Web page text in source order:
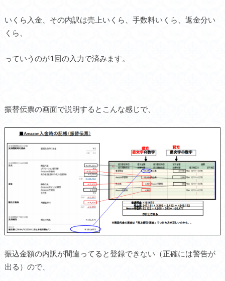
いくら入金、その内訳は売上いくら、手数料いくら、返金分い
くら、
っていうのが1回の入力で済みます。
振替伝票の画面で説明するとこんな感じで、
振込金額の内訳が間違ってると登録できない（正確には警告が
出る）ので、